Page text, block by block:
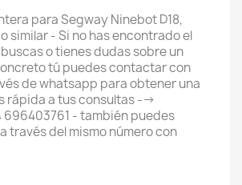
para Segway Ninebot D18,
o similar - Si no has encontrado el
o tienes dudas sobre un
tú puedes contactar con
de whatsapp para obtener una
rápida a tus consultas -->
- también puedes
través del mismo número con